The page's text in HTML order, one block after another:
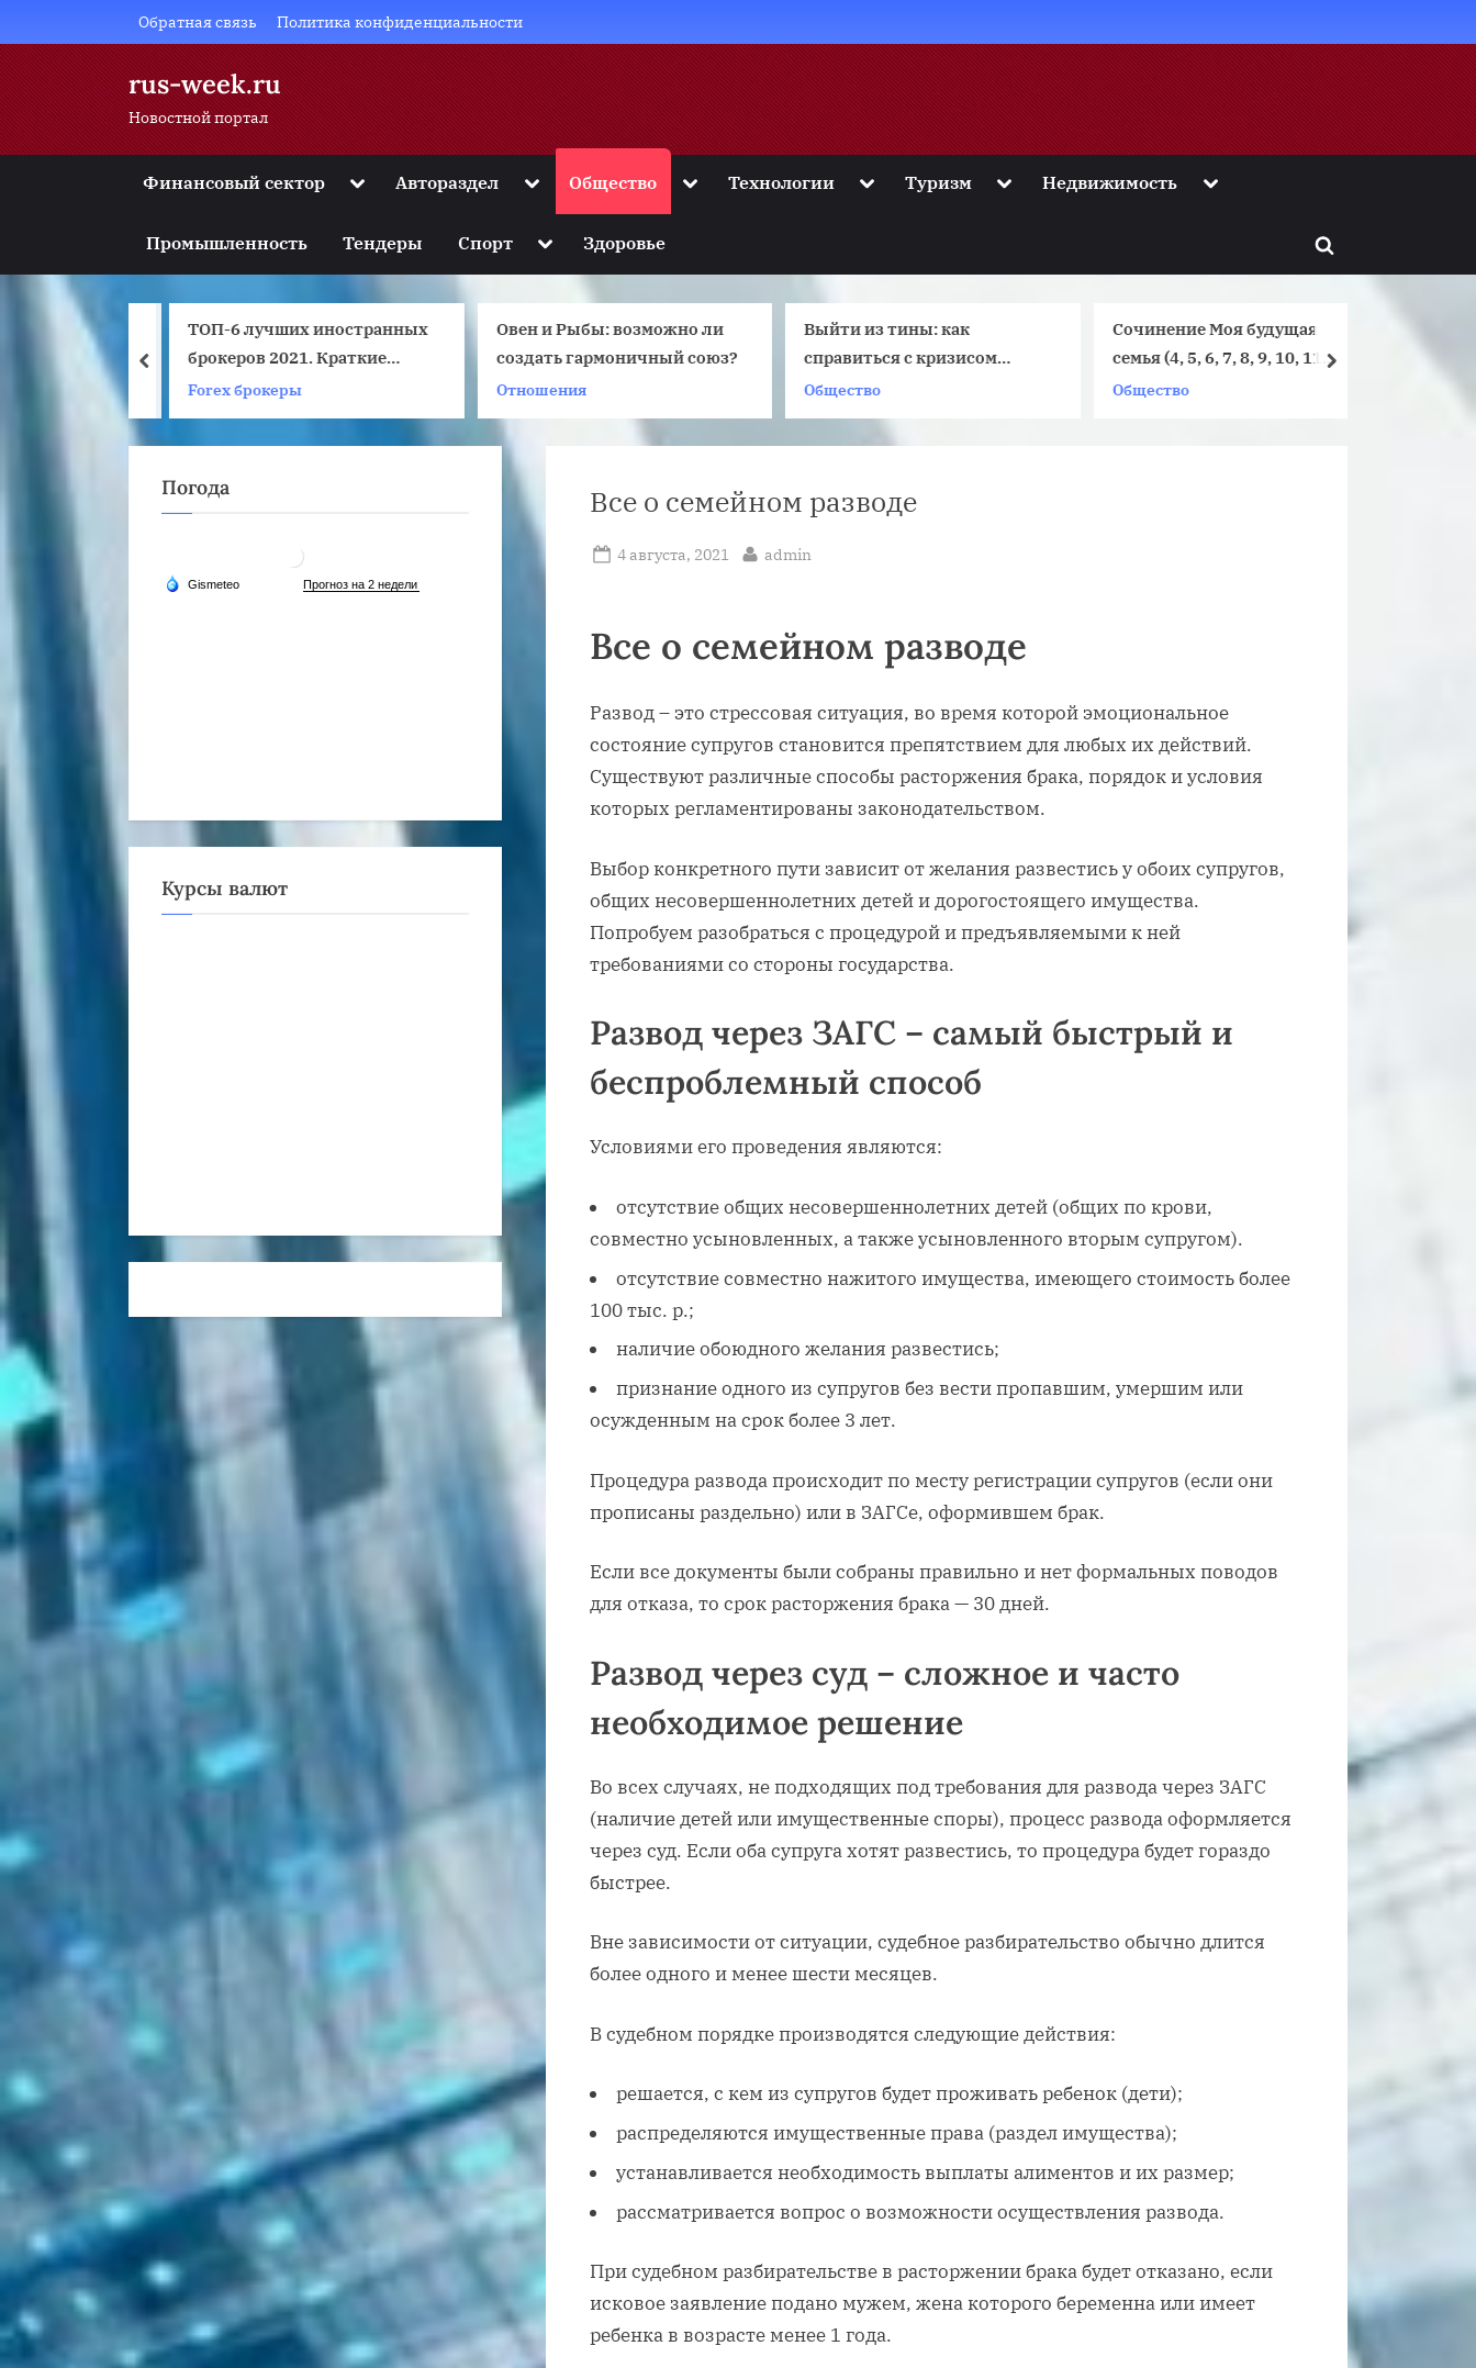
to
Обратная связь Политика конфиденциальности
rus-week.ru
Новостной портал
Финансовый сектор Toggle
menu
Toggle
menu
Toggle
menu
sub-
Автораздел Toggle
menu
Общество ToggleТехнологии ToggleТуризм ToggleНедвижимость Toggle
Промышленность Тендеры Спорт Toggle
menu
Здоровье
Toggle
ТОП-6 лучших иностранных
брокеров 2021. Краткие
обзоры особенности работы
Forex брокеры
Овен и Рыбы: возможно ли
создать гармоничный союз?
Отношения
Выйти из тины: как
справиться с кризисом
семейных отношений
Общество
Сочинение Моя будущая
семья (4, 5, 6, 7, 8, 9, 10, 11
класс)
Общество
prev next
Все о семейном разводе
Posted
4 августа, 2021 By
admin
Все о семейном разводе
Развод – это стрессовая ситуация, во время которой эмоциональное
состояние супругов становится препятствием для любых их действий.
Существуют различные способы расторжения брака, порядок и условия
которых регламентированы законодательством.
Выбор конкретного пути зависит от желания развестись у обоих супругов,
общих несовершеннолетних детей и дорогостоящего имущества.
Попробуем разобраться с процедурой и предъявляемыми к ней
требованиями со стороны государства.
Развод через ЗАГС – самый быстрый и
беспроблемный способ
Условиями его проведения являются:
отсутствие общих несовершеннолетних детей (общих по крови,
совместно усыновленных, а также усыновленного вторым супругом).
отсутствие совместно нажитого имущества, имеющего стоимость более
100 тыс. р.;
наличие обоюдного желания развестись;
признание одного из супругов без вести пропавшим, умершим или
осужденным на срок более 3 лет.
Процедура развода происходит по месту регистрации супругов (если они
прописаны раздельно) или в ЗАГСе, оформившем брак.
Если все документы были собраны правильно и нет формальных поводов
для отказа, то срок расторжения брака — 30 дней.
Развод через суд – сложное и часто
необходимое решение
Во всех случаях, не подходящих под требования для развода через ЗАГС
(наличие детей или имущественные споры), процесс развода оформляется
через суд. Если оба супруга хотят развестись, то процедура будет гораздо
быстрее.
Вне зависимости от ситуации, судебное разбирательство обычно длится
более одного и менее шести месяцев.
В судебном порядке производятся следующие действия:
решается, с кем из супругов будет проживать ребенок (дети);
распределяются имущественные права (раздел имущества);
устанавливается необходимость выплаты алиментов и их размер;
рассматривается вопрос о возможности осуществления развода.
При судебном разбирательстве в расторжении брака будет отказано, если
исковое заявление подано мужем, жена которого беременна или имеет
ребенка в возрасте менее 1 года.
Погода
Курсы валют